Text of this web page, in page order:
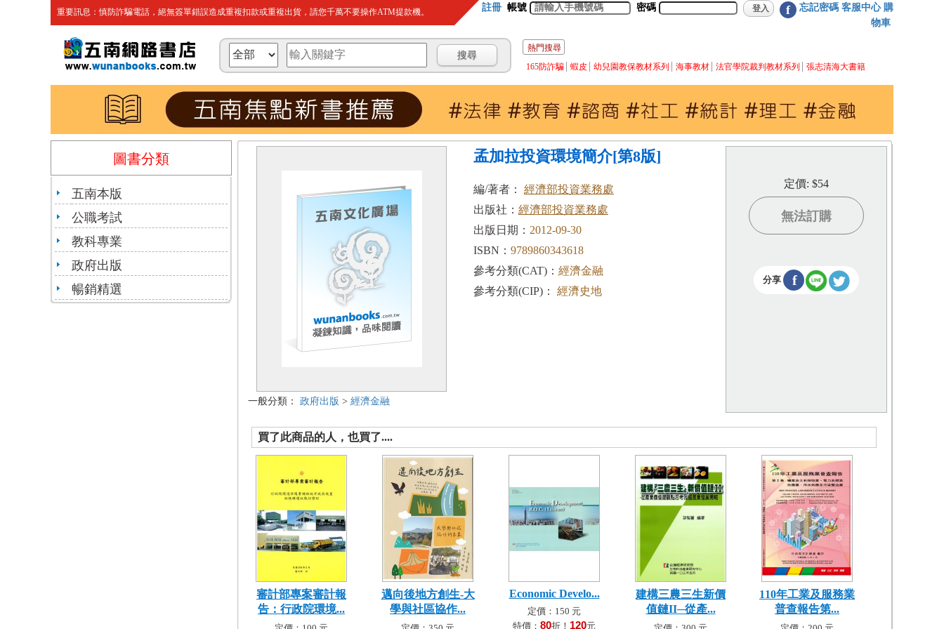
重要訊息：慎防詐騙電話，絕無簽單錯誤造成重複扣款或重複出貨，請您千萬不要操作ATM提款機。 註冊 帳號 密碼 f 忘記密碼 客服中心 購
物車
熱門搜尋
165防詐騙
蝦皮 幼兒園教保教材系列 海事教材 法官學院裁判教材系列 張志清海大書籍
圖書分類
五南本版
公職考試
教科專業
政府出版
暢銷精選
一般分類： 政府出版 > 經濟金融
孟加拉投資環境簡介[第8版]
編/著者： 經濟部投資業務處
出版社： 經濟部投資業務處
出版日期： 2012-09-30
ISBN： 9789860343618
參考分類(CAT)： 經濟金融
參考分類(CIP)：
經濟史地
定價: $54
無法訂購
分享 f
買了此商品的人，也買了....
審計部專案審計報
告：行政院環境...
邁向後地方創生-大
學與社區協作...
Economic Develo...
定價：150 元
特價： 80折！ 120元
建構三農三生新價
值鏈II─從產...
110年工業及服務業
普查報告第...